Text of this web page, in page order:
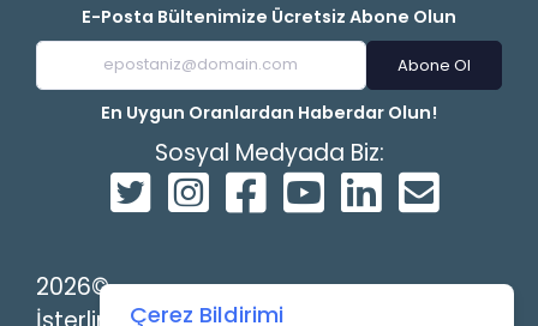
E-Posta Bültenimize Ücretsiz Abone Olun
Abone Ol
En Uygun Oranlardan Haberdar Olun!
Sosyal Medyada Biz:
2026©
Çerez Bildirimi